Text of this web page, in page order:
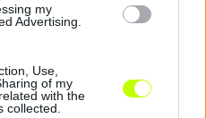
my
Advertising.
Use,
of my
with the
collected.
forduló programját az